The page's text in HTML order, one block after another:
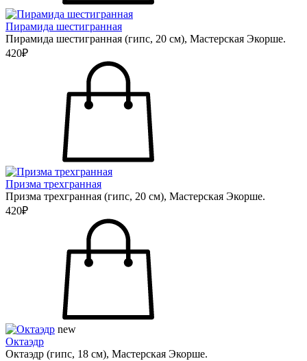
Пирамида шестигранная
Пирамида шестигранная (гипс, 20 см), Мастерская Экорше.
420₽
Призма трехгранная
Призма трехгранная (гипс, 20 см), Мастерская Экорше.
420₽
new
Октаэдр
Октаэдр (гипс, 18 см), Мастерская Экорше.